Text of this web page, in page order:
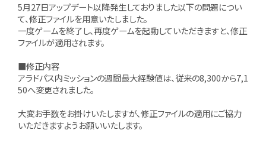
5月27日アップデート以降発生しておりました以下の問題につい
て、修正ファイルを用意いたしました。
一度ゲームを終了し、再度ゲームを起動していただきますと、修正
ファイルが適用されます。
■修正内容
アラドパス内ミッションの週間最大経験値は、従来の8,300から7,1
50へ変更されました。
大変お手数をお掛けいたしますが、修正ファイルの適用にご協力
いただきますようお願いいたします。